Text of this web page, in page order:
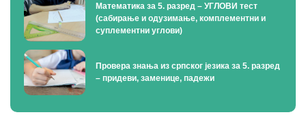
Математика за 5. разред – УГЛОВИ тест
(сабирање и одузимање, комплементни и
суплементни углови)
Провера знања из српског језика за 5. разред
– придеви, заменице, падежи